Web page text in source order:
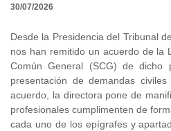
30/07/2026
Desde la Presidencia del Tribunal
nos han remitido un acuerdo de la
Común General (SCG) de dicho
presentación de demandas
acuerdo, la directora pone de
profesionales cumplimenten de
cada uno de los epígrafes y